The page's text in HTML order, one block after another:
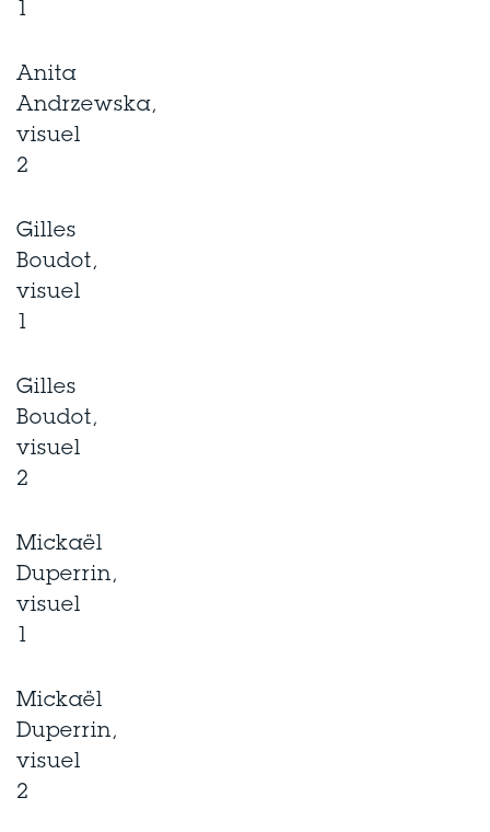
1
Anita
Andrzewska,
visuel
2
Gilles
Boudot,
visuel
1
Gilles
Boudot,
visuel
2
Mickaël
Duperrin,
visuel
1
Mickaël
Duperrin,
visuel
2